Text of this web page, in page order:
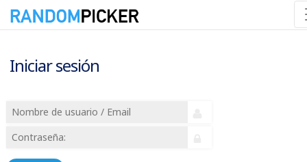
Iniciar sesión